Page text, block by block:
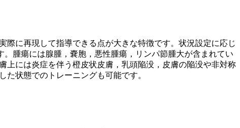
に再現して指導できる点が大きな特徴です。状況設定に応じ
腫瘍には腺腫，嚢胞，悪性腫瘍，リンパ節腫大が含まれてい
上には炎症を伴う橙皮状皮膚，乳頭陥没，皮膚の陥没や非対称
状態でのトレーニングも可能です。